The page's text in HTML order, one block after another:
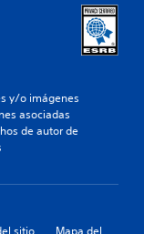
y/o imágenes
asociadas
de autor de
sitio Mapa del